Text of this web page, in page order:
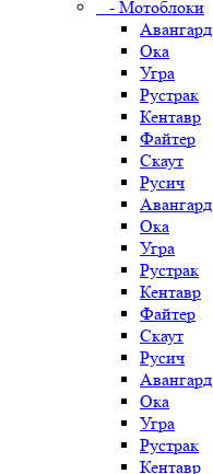
- Мотоблоки
Авангард
Ока
Угра
Рустрак
Кентавр
Файтер
Скаут
Русич
Авангард
Ока
Угра
Рустрак
Кентавр
Файтер
Скаут
Русич
Авангард
Ока
Угра
Рустрак
Кентавр